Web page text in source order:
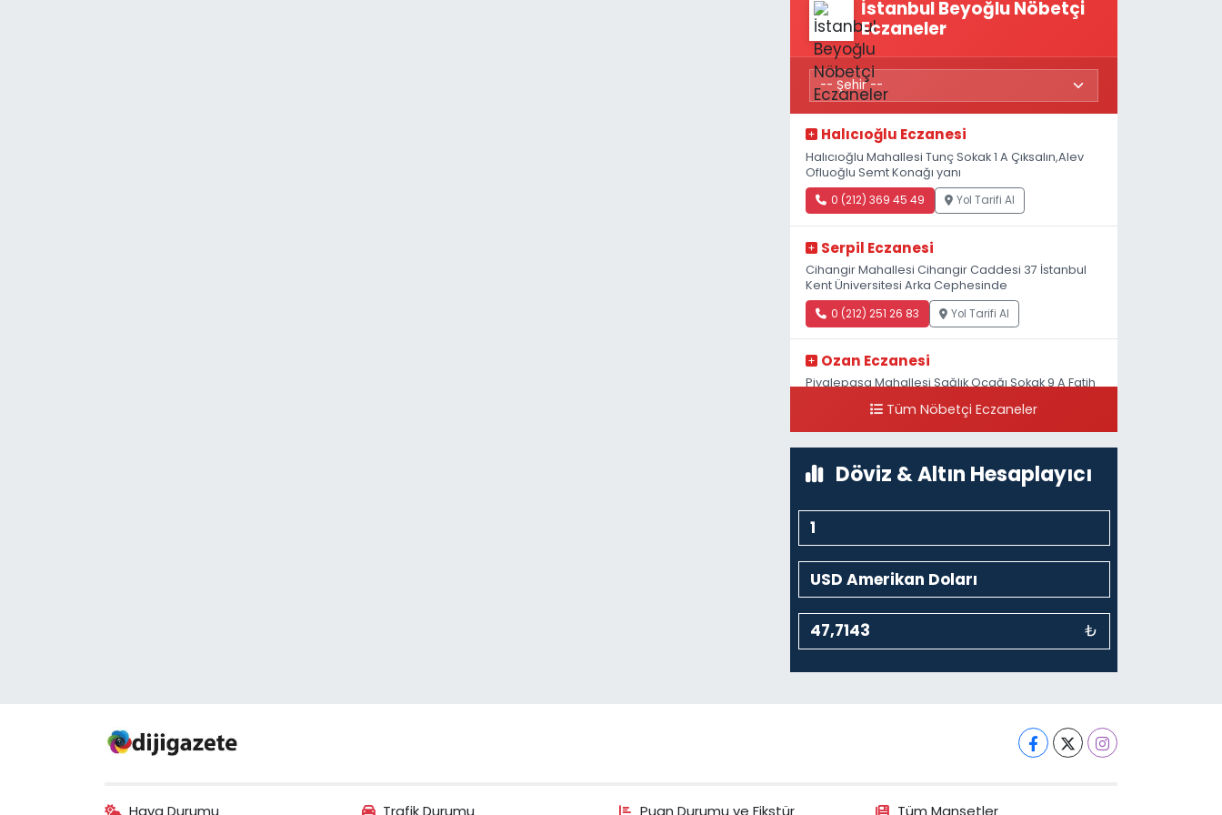
İstanbul Beyoğlu Nöbetçi
Eczaneler
Halıcıoğlu Eczanesi
Halıcıoğlu Mahallesi Tunç Sokak 1 A Çıksalın,Alev
Ofluoğlu Semt Konağı yanı
0 (212) 369 45 49 Yol Tarifi Al
Serpil Eczanesi
Cihangir Mahallesi Cihangir Caddesi 37 İstanbul
Kent Üniversitesi Arka Cephesinde
0 (212) 251 26 83 Yol Tarifi Al
Ozan Eczanesi
Piyalepaşa Mahallesi Sağlık Ocağı Sokak 9 A Fatih
Tüm Nöbetçi Eczaneler
Döviz & Altın Hesaplayıcı
₺
Hava Durumu Trafik Durumu Puan Durumu ve Fikstür Tüm Manşetler